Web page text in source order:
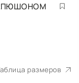
размеров